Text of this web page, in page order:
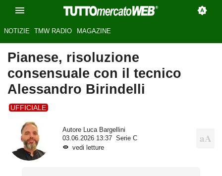
NOTIZIE TMW RADIO MAGAZINE
Pianese, risoluzione
consensuale con il tecnico
Alessandro Birindelli
UFFICIALE
Autore Luca Bargellini
03.06.2026 13:37
Serie C
vedi letture